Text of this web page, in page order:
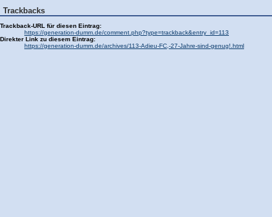
Trackbacks
Trackback-URL für diesen Eintrag:
https://generation-dumm.de/comment.php?type=trackback&entry_id=113
Direkter Link zu diesem Eintrag:
https://generation-dumm.de/archives/113-Adieu-FC,-27-Jahre-sind-genug!.html